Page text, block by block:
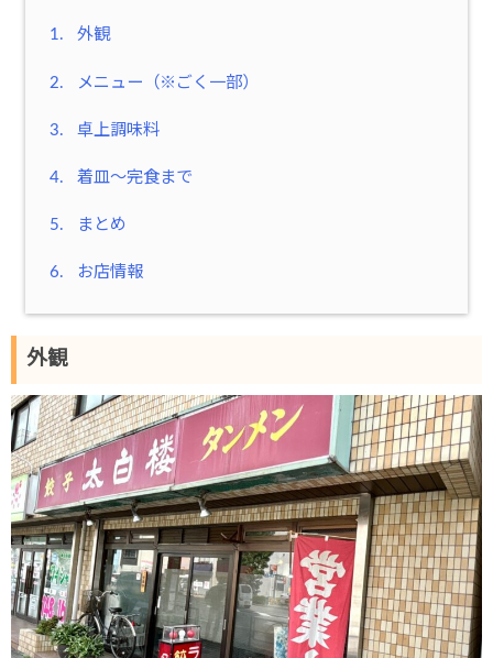
1. 外観
2. メニュー（※ごく一部）
3. 卓上調味料
4. 着皿～完食まで
5. まとめ
6. お店情報
外観